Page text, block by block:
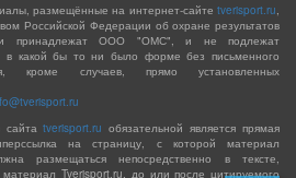
размещённые на интернет-сайте tverisport.ru,
Российской Федерации об охране результатов
принадлежат ООО "ОМС", и не подлежат
в какой бы то ни было форме без письменного
кроме случаев, прямо установленных
сайтаtverisport.ru обязательной является прямая
на страницу, с которой материал
размещаться непосредственно в тексте,
Tverisport.ru, до или после цитируемого